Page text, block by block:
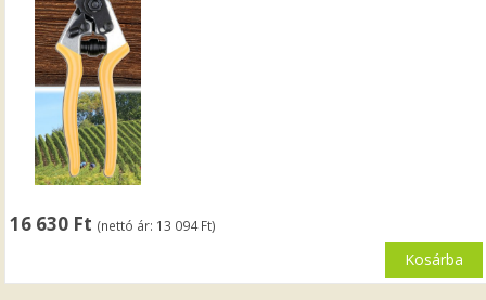
16 630 Ft (nettó ár: 13 094Ft)
Kosárba